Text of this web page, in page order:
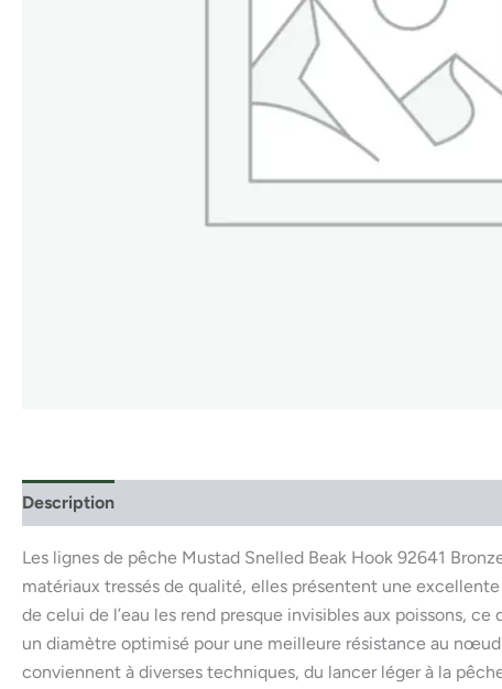
Description
Les lignes de pêche Mustad Snelled Beak Hook 92641
matériaux tressés de qualité, elles présentent une
de celui de l’eau les rend presque invisibles aux poissons,
un diamètre optimisé pour une meilleure résistance au
conviennent à diverses techniques, du lancer léger à la